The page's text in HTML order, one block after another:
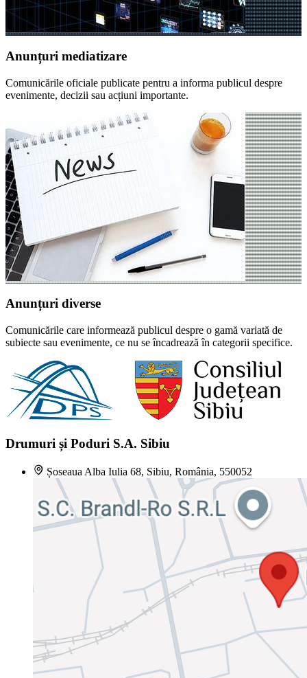
Anunțuri mediatizare
Comunicările oficiale publicate pentru a informa publicul despre
evenimente, decizii sau acțiuni importante.
Anunțuri diverse
Comunicările care informează publicul despre o gamă variată de
subiecte sau evenimente, ce nu se încadrează în categorii specifice.
Drumuri și Poduri S.A. Sibiu
Șoseaua Alba Iulia 68, Sibiu, România, 550052